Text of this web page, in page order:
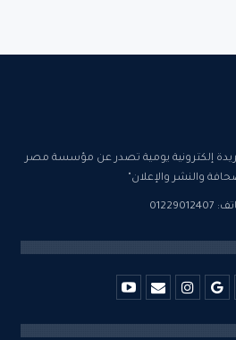
إلكترونية يومية تصدر عن مؤسسة مصر
والنشر والإعلان"